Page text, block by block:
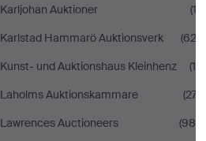
Karljohan Auktioner
(12)
Karlstad Hammarö Auktionsverk
(622)
Kunst- und Auktionshaus Kleinhenz
(16)
Laholms Auktionskammare
(277)
Lawrences Auctioneers
(988)